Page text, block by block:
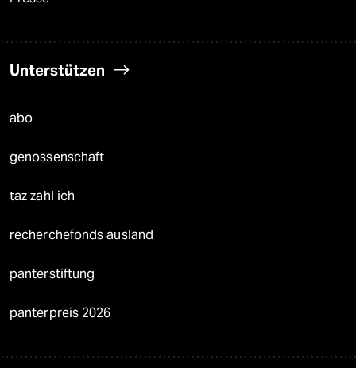
Unterstützen
abo
genossenschaft
taz zahl ich
recherchefonds ausland
panterstiftung
panterpreis 2026